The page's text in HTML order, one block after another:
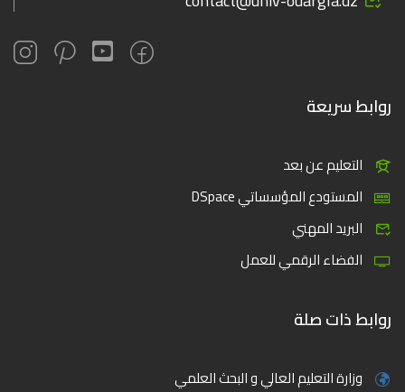
روابط سريعة
التعليم عن بعد
المستودع المؤسساتي DSpace
البريد المهني
الفضاء الرقمي للعمل
روابط ذات صلة
وزارة التعليم العالي و البحث العلمي